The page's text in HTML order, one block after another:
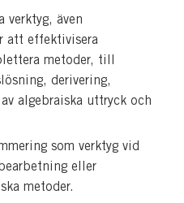
verktyg, även
att effektivisera
metoder, till
derivering,
algebraiska uttryck och
som verktyg vid
eller
metoder.